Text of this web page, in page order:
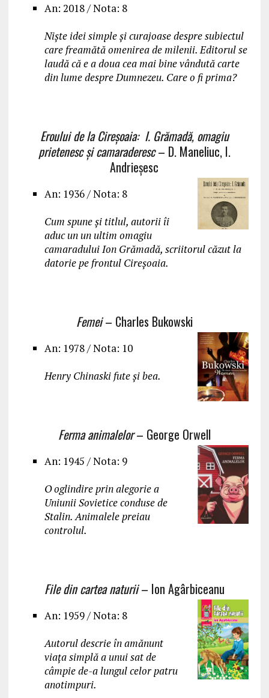
An: 2018 / Nota: 8
Niște idei simple și curajoase despre subiectul
care freamătă omenirea de milenii. Editorul se
laudă că e a doua cea mai bine vândută carte
din lume despre Dumnezeu. Care o fi prima?
Eroului de la Cireșoaia: I. Grămadă, omagiu
prietenesc și camaraderesc– D. Maneliuc, I.
Andrieșesc
An: 1936 / Nota: 8
Cum spune și titlul, autorii îi
aduc un un ultim omagiu
camaradului Ion Grămadă, scriitorul căzut la
datorie pe frontul Cireșoaia.
Femei– Charles Bukowski
An: 1978 / Nota: 10
Henry Chinaski fute și bea.
Ferma animalelor– George Orwell
An: 1945 / Nota: 9
O oglindire prin alegorie a
Uniunii Sovietice conduse de
Stalin. Animalele preiau
controlul.
File din cartea naturii– Ion Agârbiceanu
An: 1959 / Nota: 8
Autorul descrie în amănunt
viața simplă a unui sat de
câmpie de-a lungul celor patru
anotimpuri.